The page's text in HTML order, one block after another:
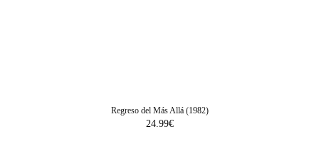
Regreso del Más Allá (1982)
24.99€